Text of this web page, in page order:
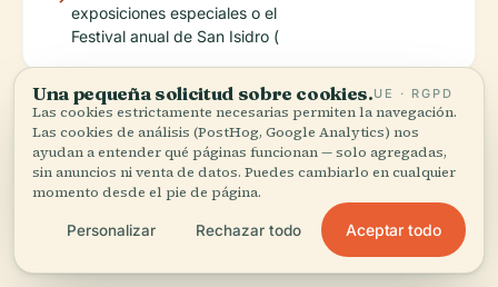
exposiciones especiales o el
Festival anual de San Isidro (
Combine su visita al museo con un paseo por el
animado barrio de La Latina.
Se recomienda calzado cómodo para caminar y
explorar la zona.
Una pequeña solicitud sobre cookies.UE · RGPD
Las cookies estrictamente necesarias permiten la navegación.
Las cookies de análisis (PostHog, Google Analytics) nos
ayudan a entender qué páginas funcionan — solo agregadas,
sin anuncios ni venta de datos. Puedes cambiarlo en cualquier
momento desde el pie de página.
Personalizar Rechazar todo Aceptar todo